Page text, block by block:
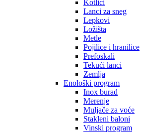
Kotlići
Lanci za sneg
Lepkovi
Ložišta
Metle
Pojilice i hranilice
Prefoskali
Tekući lanci
Zemlja
Enološki program
Inox burad
Merenje
Muljače za voće
Stakleni baloni
Vinski program